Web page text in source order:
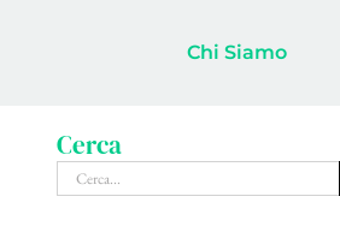
Chi Siamo
Cerca
Cerca
per: